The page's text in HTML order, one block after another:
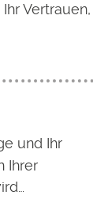
Vertrauen,
und Ihr
Ihrer